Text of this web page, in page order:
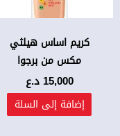
كريم اساس هيلثي
مكس من برجوا
15,000 د.ع
إضافة إلى السلة